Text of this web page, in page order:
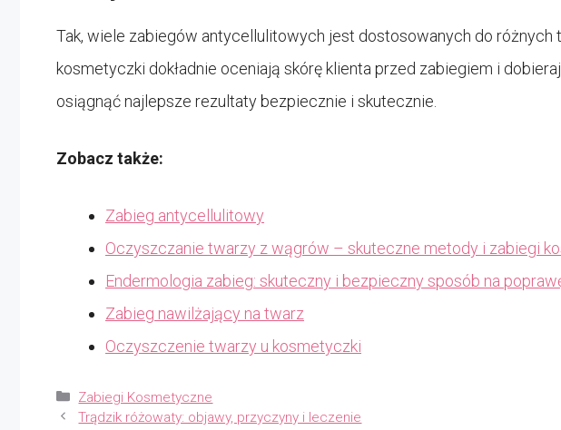
Tak, wiele zabiegów antycellulitowych jest dostosowanych do różnych
kosmetyczki dokładnie oceniają skórę klienta przed zabiegiem i
osiągnąć najlepsze rezultaty bezpiecznie i skutecznie.
Zobacz także:
Zabieg antycellulitowy
Oczyszczanie twarzy z wągrów – skuteczne metody i zabiegi
Endermologia zabieg: skuteczny i bezpieczny sposób na
Zabieg nawilżający na twarz
Oczyszczenie twarzy u kosmetyczki
Kategorie
Zabiegi Kosmetyczne
Trądzik różowaty: objawy, przyczyny i leczenie